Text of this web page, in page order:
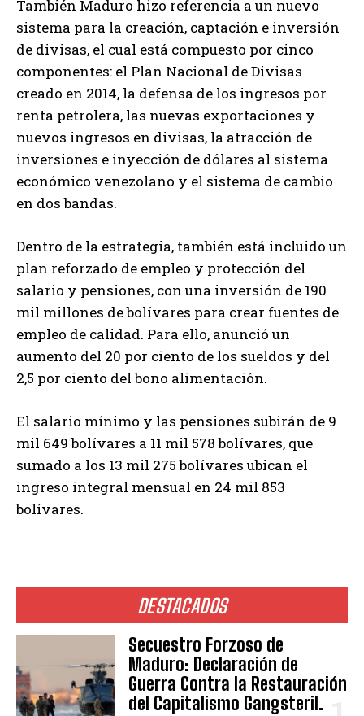
DESTACADOS
Secuestro Forzoso de
Maduro: Declaración de
Guerra Contra la Restauración
del Capitalismo Gangsteril.
También Maduro hizo referencia a un nuevo
sistema para la creación, captación e inversión
de divisas, el cual está compuesto por cinco
componentes: el Plan Nacional de Divisas
creado en 2014, la defensa de los ingresos por
renta petrolera, las nuevas exportaciones y
nuevos ingresos en divisas, la atracción de
inversiones e inyección de dólares al sistema
económico venezolano y el sistema de cambio
en dos bandas.
Dentro de la estrategia, también está incluido un
plan reforzado de empleo y protección del
salario y pensiones, con una inversión de 190
mil millones de bolívares para crear fuentes de
empleo de calidad. Para ello, anunció un
aumento del 20 por ciento de los sueldos y del
2,5 por ciento del bono alimentación.
El salario mínimo y las pensiones subirán de 9
mil 649 bolívares a 11 mil 578 bolívares, que
sumado a los 13 mil 275 bolívares ubican el
ingreso integral mensual en 24 mil 853
bolívares.